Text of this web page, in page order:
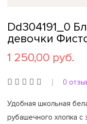
Dd304191_0
девочки
1 250,00 руб.
0
Удобная школьная
рубашечного хлопка с